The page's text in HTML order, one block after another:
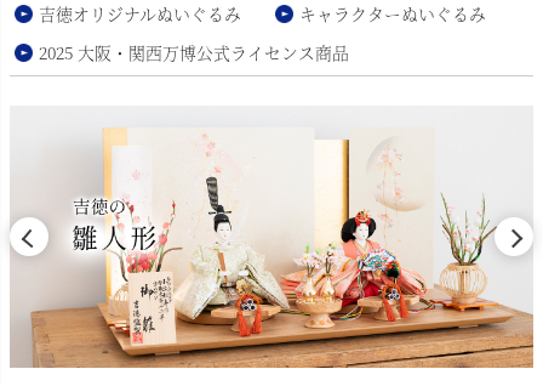
吉徳オリジナルぬいぐるみ
キャラクターぬいぐるみ
2025 大阪・関西万博公式ライセンス商品